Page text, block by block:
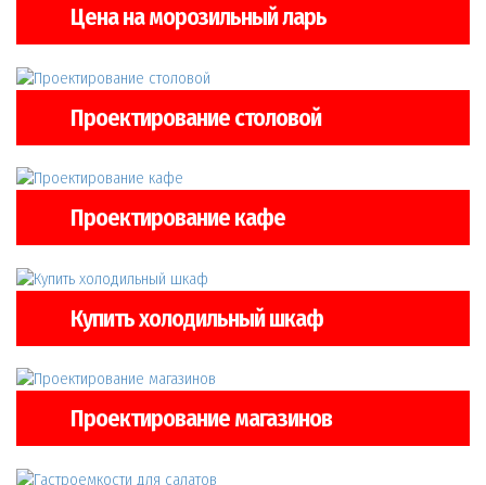
Цена на морозильный ларь
Проектирование столовой
Проектирование кафе
Купить холодильный шкаф
Проектирование магазинов